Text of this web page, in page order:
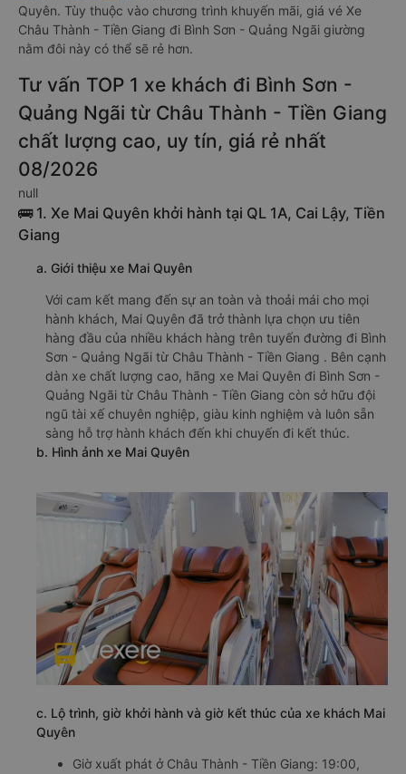
Quyên. Tùy thuộc vào chương trình khuyến mãi, giá vé Xe
Châu Thành - Tiền Giang đi Bình Sơn - Quảng Ngãi giường
nằm đôi này có thể sẽ rẻ hơn.
Tư vấn TOP 1 xe khách đi Bình Sơn -
Quảng Ngãi từ Châu Thành - Tiền Giang
chất lượng cao, uy tín, giá rẻ nhất
08/2026
null
🚌 1. Xe Mai Quyên khởi hành tại QL 1A, Cai Lậy, Tiền
Giang
a. Giới thiệu xe Mai Quyên
Với cam kết mang đến sự an toàn và thoải mái cho mọi
hành khách, Mai Quyên đã trở thành lựa chọn ưu tiên
hàng đầu của nhiều khách hàng trên tuyến đường đi Bình
Sơn - Quảng Ngãi từ Châu Thành - Tiền Giang . Bên cạnh
dàn xe chất lượng cao, hãng xe Mai Quyên đi Bình Sơn -
Quảng Ngãi từ Châu Thành - Tiền Giang còn sở hữu đội
ngũ tài xế chuyên nghiệp, giàu kinh nghiệm và luôn sẵn
sàng hỗ trợ hành khách đến khi chuyến đi kết thúc.
b. Hình ảnh xe Mai Quyên
c. Lộ trình, giờ khởi hành và giờ kết thúc của xe khách Mai
Quyên
Giờ xuất phát ở Châu Thành - Tiền Giang: 19:00,